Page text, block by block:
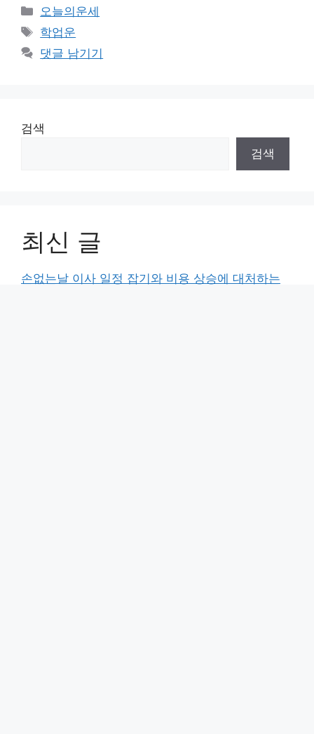
카
테
고
리
오늘의운세
태
그
학업운
댓글 남기기
검색
검색
최신 글
손없는날 이사 일정 잡기와 비용 상승에 대처하는